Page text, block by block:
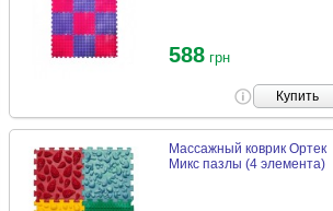
588 грн
Купить
Массажный коврик Ортек
Микс пазлы (4 элемента)